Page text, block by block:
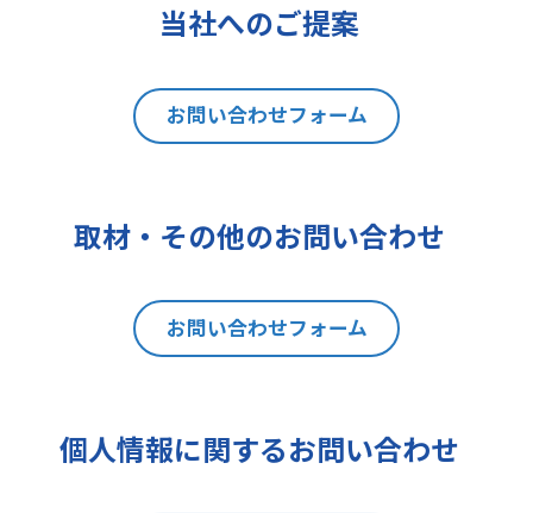
ご提出頂く個人情報について、貴方
正、追加又は削除、利用の停止、消
去及び第三者への提供の停止（以下
「開示等」といいます。）を請求す
は、後述の消費者相談・苦情窓口に
本手続きにあたり、貴方がご本人で
あることを確認させて頂きますこと
をご了承下さい。
ご提出頂く個人情報について、開示
当社へのご提案
お問い合わせフォーム
取材・その他のお問い合わせ
お問い合わせフォーム
個人情報に関するお問い合わせ